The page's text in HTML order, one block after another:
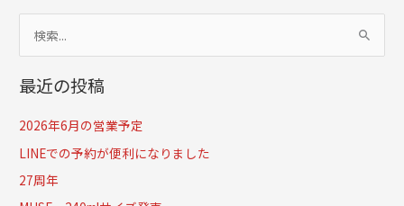
索
対
:
最近の投稿
2026年6月の営業予定
LINEでの予約が便利になりました
27周年